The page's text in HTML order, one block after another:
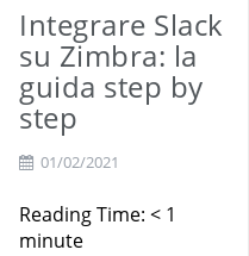
Integrare Slack
su Zimbra: la
guida step by
step
01/02/2021
Reading Time: < 1
minute